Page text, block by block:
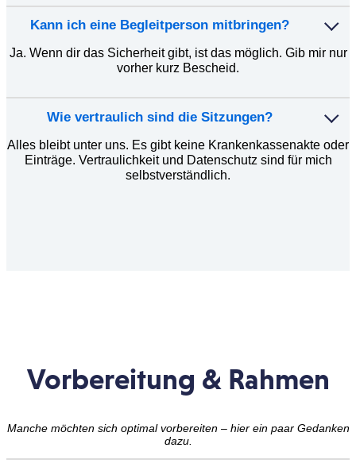
Kann ich eine Begleitperson mitbringen?
Ja. Wenn dir das Sicherheit gibt, ist das möglich. Gib mir nur
vorher kurz Bescheid.
Wie vertraulich sind die Sitzungen?
Alles bleibt unter uns. Es gibt keine Krankenkassenakte oder
Einträge. Vertraulichkeit und Datenschutz sind für mich
selbstverständlich.
Vorbereitung & Rahmen
Manche möchten sich optimal vorbereiten – hier ein paar Gedanken
dazu.